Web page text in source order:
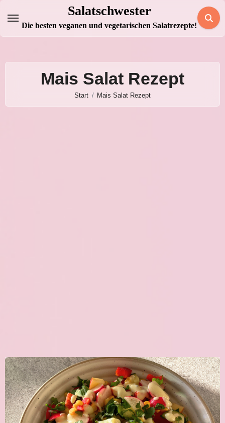
Inhalt
springen
Salatschwester
Die besten veganen und vegetarischen Salatrezepte!
Mais Salat Rezept
Start Mais Salat Rezept